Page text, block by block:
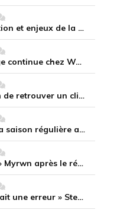
LEC Summer Split 2026 : présentation et enjeux de la troisième semaine de compétition
Mercato LoL LPL : le grand ménage continue chez Weibo Gaming, Jiejie quitte le navire au profit de Xiaohao
« Ce succès nous donne l'occasion de retrouver un climat beaucoup plus positif » Ryu et Canyon soulagés après la victoire de Gen.G sur HLE
LFL Summer Split 2026 : bilan de la saison régulière avec Solary en tête
« J'ai décidé de m'investir à 100% » Myrwn après le réveil de Movistar KOI face à Fnatic
« Je veux juste prouver qu'ils ont fait une erreur » Stend se confie sur son mercato chaotique et ses ambitions avec Shifters